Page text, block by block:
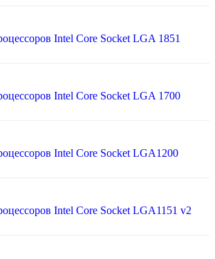
Intel Core Socket LGA 1851
Intel Core Socket LGA 1700
Intel Core Socket LGA1200
Intel Core Socket LGA1151 v2